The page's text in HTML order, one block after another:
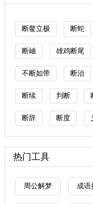
断鳌立极 断蛇
断岫 雄鸡断尾
不断如带 断治
断续 判断
断辞 断度
热门工具
周公解梦 成语